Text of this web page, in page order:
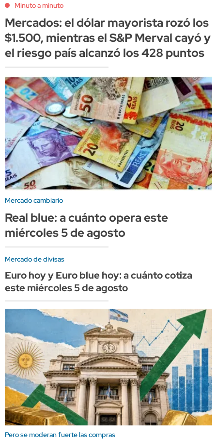
Minuto a minuto
Mercados: el dólar mayorista rozó los
$1.500, mientras el S&P Merval cayó y
el riesgo país alcanzó los 428 puntos
Mercado cambiario
Real blue: a cuánto opera este
miércoles 5 de agosto
Mercado de divisas
Euro hoy y Euro blue hoy: a cuánto cotiza
este miércoles 5 de agosto
Pero se moderan fuerte las compras